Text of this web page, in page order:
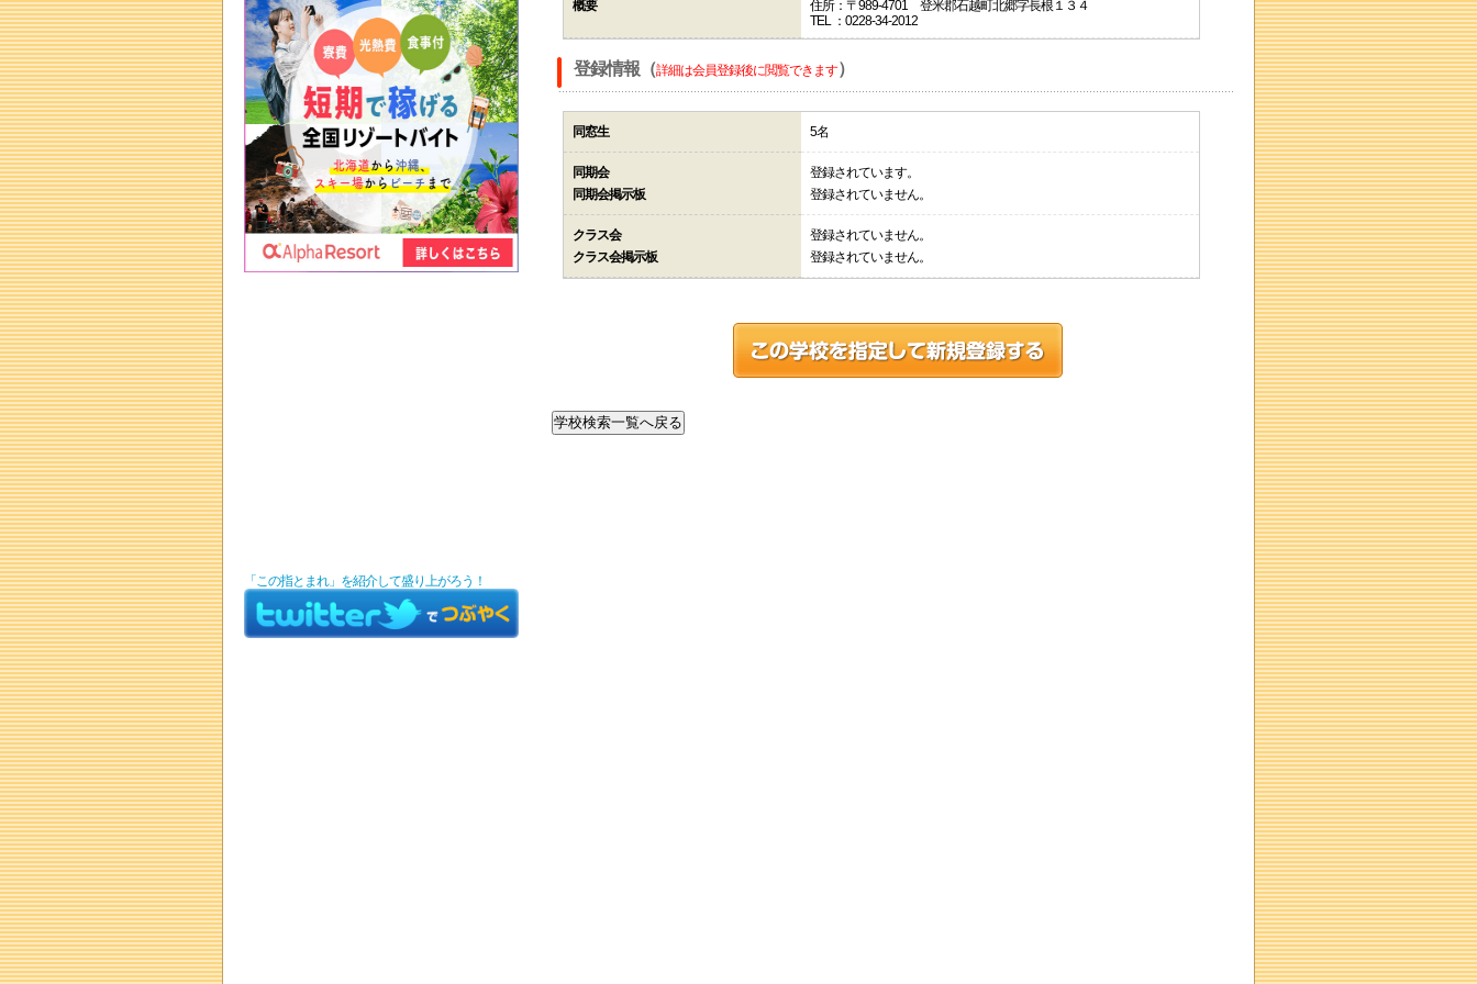
概要
住所：〒989-4701 登米郡石越町北郷字長根１３４
TEL ：0228-34-2012
登録情報（詳細は会員登録後に閲覧できます）
同窓生 5名
同期会
同期会掲示板
登録されています。
登録されていません。
クラス会
クラス会掲示板
登録されていません。
登録されていません。
「この指とまれ」を紹介して盛り上がろう！